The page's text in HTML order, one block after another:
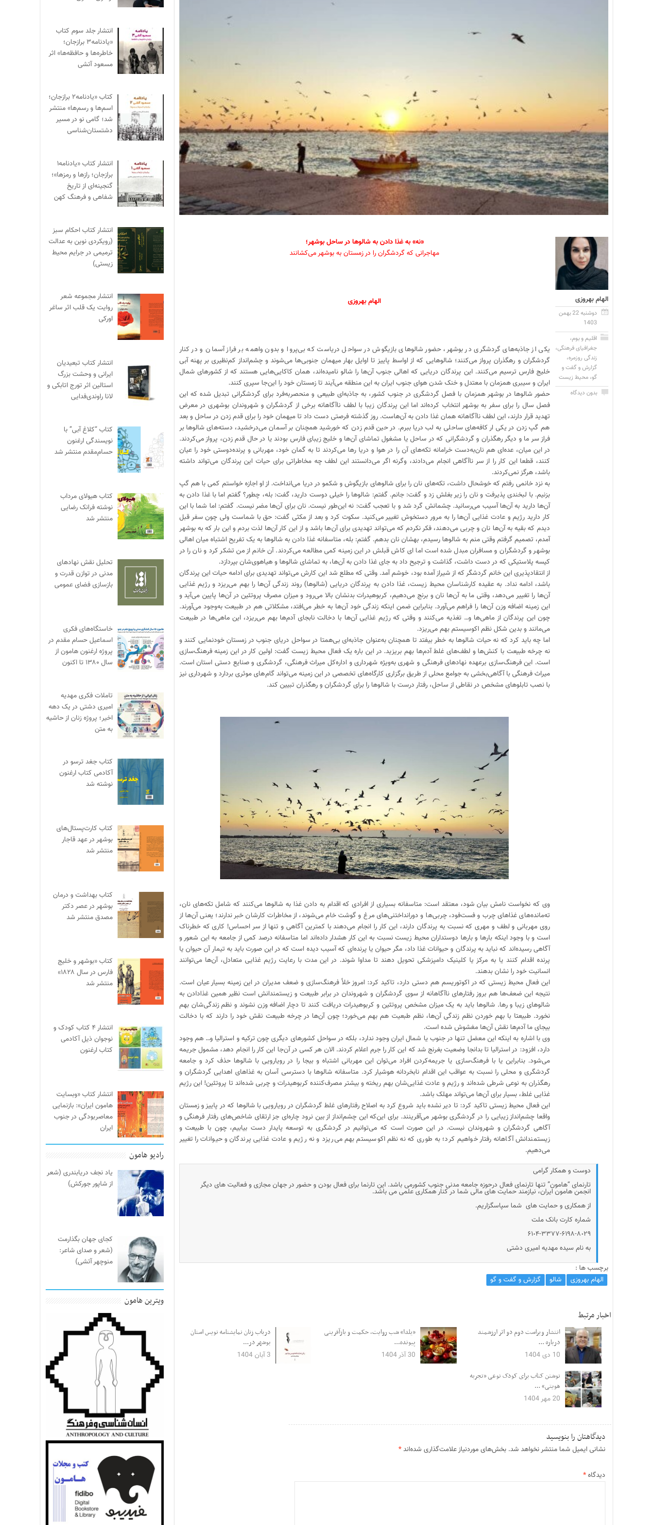
الهام بهروزی
دوشنبه 22 بهمن
1403
اقلیم و بوم،
جغرافیای فرهنگی،
زندگی روزمره،
گزارش و گفت و
گو، محیط زیست
بدون دیدگاه
«نه» به غذا دادن به شالوها در ساحل بوشهر؛
مهاجرانی که گردشگران را در زمستان به بوشهر می‌کشانند
الهام بهروزی
یکی از جاذبه‌های گردشگری در بوشهر، حضور شالوهای بازیگوش در سواحل دریاست که بی‌پروا و بدون واهمه بر فراز آسمان و در کنار
گردشگران و رهگذران پرواز می‌کنند؛ شالوهایی که از اواسط پاییز تا اوایل بهار میهمان جنوبی‌ها می‌شوند و چشم‌انداز کم‌نظیری بر پهنه آبی
خلیج فارس ترسیم می‌کنند. این پرندگان دریایی که اهالی جنوب آن‌ها را شالو نامیده‌اند، همان کاکایی‌هایی هستند که از کشورهای شمال
ایران و سیبری همزمان با معتدل و خنک شدن هوای جنوب ایران به این منطقه می‌آیند تا زمستان خود را این‌جا سپری کنند.
حضور شالوها در بوشهر همزمان با فصل گردشگری در جنوب کشور، به جاذبه‌ای طبیعی و منحصربه‌فرد برای گردشگرانی تبدیل شده که این
فصل سال را برای سفر به بوشهر انتخاب کرده‌اند اما این پرندگان زیبا با لطف ناآگاهانه برخی از گردشگران و شهروندان بوشهری در معرض
تهدید قرار دارند، این لطف ناآگاهانه همان غذا دادن به آن‌هاست. روز گذشته فرصتی دست داد تا میهمان خود را برای قدم زدن در ساحل و بعد
هم گپ زدن در یکی ار کافه‌های ساحلی به لب دریا ببرم. در حین قدم زدن که خورشید همچنان بر آسمان می‌درخشید، دسته‌های شالوها بر
فراز سر ما و دیگر رهگذران و گردشگرانی که در ساحل یا مشغول تماشای آن‌ها و خلیج زیبای فارس بودند یا در حال قدم زدن، پرواز می‌کردند.
در این میان، عده‌ای هم نان‌به‌دست خرامانه تکه‌های آن را در هوا و دریا رها می‌کردند تا به گمان خود، مهربانی و پرنده‌دوستی خود را عیان
کنند، قطعا این کار را از سر ناآگاهی انجام می‌دادند، وگرنه اگر می‌دانستند این لطف چه مخاطراتی برای حیات این پرندگان می‌تواند داشته
باشد، هرگز نمی‌کردند.
به نزد خانمی رفتم که خوشحال داشت، تکه‌های نان را برای شالوهای بازیگوش و شکمو در دریا می‌انداخت. از او اجازه خواستم کمی با هم گپ
بزنیم. با لبخندی پذیرفت و نان را زیر بغلش زد و گفت: جانم. گفتم: شالوها را خیلی دوست دارید، گفت: بله، چطور؟ گفتم اما با غذا دادن به
آن‌ها دارید به آن‌ها آسیب می‌رسانید. چشمانش گرد شد و با تعجب گفت: نه این‌طور نیست. نان برای آن‌ها مضر نیست. گفتم: اما شما با این
کار دارید رژیم و عادت غذایی آن‌ها را به مرور دستخوش تغییر می‌کنید. سکوت کرد و بعد از مکثی گفت: حق با شماست ولی چون سفر قبل
دیدم که بقیه به آن‌ها نان و چربی می‌دهند، فکر نکردم که می‌تواند تهدیدی برای آن‌ها باشد و از این کار آن‌ها لذت بردم و این بار که به بوشهر
آمدم، تصمیم گرفتم وقتی منم به شالوها رسیدم، بهشان نان بدهم. گفتم: بله، متاسفانه غذا دادن به شالوها به یک تفریح اشتباه میان اهالی
بوشهر و گردشگران و مسافران مبدل شده است اما ای کاش قبلش در این زمینه کمی مطالعه می‌کردند. آن خانم از من تشکر کرد و نان را در
کیسه پلاستیکی که در دست داشت، گذاشت و ترجیح داد به جای غذا دادن به آن‌ها، به تماشای شالوها و هیاهوی‌شان بپردازد.
از انتقادپذیری این خانم گردشگر که از شیراز آمده بود، خوشم آمد. وقتی که مطلع شد این کارش می‌تواند تهدیدی برای ادامه حیات این پرندگان
باشد، ادامه نداد. به عقیده کارشناسان محیط زیست، غذا دادن به پرندگان دریایی (شالوها) روند زندگی آن‌ها را بهم می‎‌ریزد و رژیم غذایی
آن‌ها را تغییر می‌دهد، وقتی ما به آن‌ها نان و برنج می‌دهیم، کربوهیدرات بدنشان بالا می‌رود و میزان مصرف پروتئین در آن‌ها پایین می‌آید و
این زمینه اضافه وزن آن‌ها را فراهم می‌آورد. بنابراین ضمن اینکه زندگی خود آن‌ها به خطر می‌افتد، مشکلاتی هم در طبیعت به‌وجود می‌آورند.
چون این پرندگان از ماهی‌ها و… تغذیه می‌کنند و وقتی که رژیم غذایی آن‌ها با دخالت نابجای آدم‌ها بهم می‌ریزد، این ماهی‌ها در طبیعت
می‌مانند و بدین شکل نظم اکوسیستم بهم می‌ریزد.
اما چه باید کرد که نه حیات شالوها به خطر بیفتد تا همچنان به‌عنوان جاذبه‌ای بی‌همتا در سواحل دریای جنوب در زمستان خودنمایی کنند و
نه چرخه طبیعت با کنش‌ها و لطف‌های غلط آدم‌ها بهم بریزید. در این باره یک فعال محیط زیست گفت: اولین کار در این زمینه فرهنگ‌سازی
است. این فرهنگ‌سازی برعهده نهادهای فرهنگی و شهری به‌ویژه شهرداری‌ و اداره‌کل میراث فرهنگی، گردشگری و صنایع دستی استان است.
میراث فرهنگی با آگاهی‌بخشی به جوامع محلی از طریق برگزاری کارگاه‌های تخصصی در این زمینه می‌تواند گام‌های موثری بردارد و شهرداری نیز
با نصب تابلوهای مشخص در نقاطی از ساحل، رفتار درست با شالوها را برای گردشگران و رهگذران تبیین کند.
وی که نخواست نامش بیان شود، معتقد است: متاسفانه بسیاری از افرادی که اقدام به دادن غذا به شالوها می‌کنند که شامل تکه‌های نان،
ته‌مانده‌های غذاهای چرب و فست‌فود، چربی‌ها و دورانداختنی‌های مرغ و گوشت خام می‌شوند، از مخاطرات کارشان خبر ندارند؛ یعنی آن‌ها از
روی مهربانی و لطف و مهری که نسبت به پرندگان دارند، این کار را انجام می‌دهند با کمترین آگاهی و تنها از سر احساس! کاری که خطرناک
است و با وجود اینکه بارها و بارها دوستداران محیط زیست نسبت به این کار هشدار داده‌اند اما متاسفانه درصد کمی از جامعه به این شعور و
آگاهی رسیده‌اند که نباید به پرندگان و حیوانات غذا داد، مگر حیوان یا پرنده‌ای که آسیب دیده است که در این صورت باید به تیمار آن حیوان یا
پرنده اقدام کنند یا به مرکز یا کلینیک دامپزشکی تحویل دهند تا مداوا شوند. در این مدت با رعایت رژیم غذایی متعادل، آن‌ها می‌توانند
انسانیت خود را نشان بدهند.
این فعال محیط زیستی که در اکوتوریسم هم دستی دارد، تاکید کرد: امروز خلأ فرهنگ‌سازی و ضعف مدیران در این زمینه بسیار عیان است.
نتیجه این ضعف‌ها هم بروز رفتارهای ناآگاهانه از سوی گردشگران و شهروندان در برابر طبیعت و زیستمندانش است نظیر همین غذادادن به
شالوهای زیبا و رها. شالوها باید به یک میزان مشخص پروتئین و کربوهیدرات دریافت کنند تا دچار اضافه وزن نشوند و نظم زندگی‌شان بهم
نخورد. طبیعتا با بهم خوردن نظم زندگی آن‌ها، نظم طبعیت هم بهم می‌خورد؛ چون آن‌ها در چرخه طبیعت نقش خود را دارند که با دخالت
بیجای ما آدم‌ها نقش آن‌ها مغشوش شده است.
وی با اشاره به اینکه این معضل تنها در جنوب یا شمال ایران وجود ندارد، بلکه در سواحل کشورهای دیگری چون ترکیه و استرالیا و… هم وجود
دارد، افزود: در استرالیا تا بدانجا وضعیت بغرنج شد که این کار را جرم اعلام کردند. الان هر کسی در آن‌جا این کار را انجام دهد، مشمول جریمه
می‌شود. بنابراین یا با فرهنگ‌سازی یا جریمه‌کردن افراد می‌توان این مهربانی اشتباه و بیجا را در رویارویی با شالوها حذف کرد و جامعه
گردشگری و محلی را نسبت به عواقب این اقدام نابخردانه هوشیار کرد. متاسفانه شالوها با دسترسی آسان به غذاهای اهدایی گردشگران و
رهگذران به نوعی شرطی شده‌اند و رژیم و عادت غذایی‌شان بهم ریخته و بیشتر مصرف‌کننده کربوهیدرات و چربی شده‌اند تا پروتئین! این رژیم
غذایی غلط، بسیار برای آن‌ها می‌تواند مهلک باشد.
این فعال محیط زیستی تاکید کرد: تا دیر نشده باید شروع کرد به اصلاح رفتارهای غلط گردشگران در رویارویی با شالوها که در پاییز و زمستان
واقعا چشم‌انداز زیبایی را در گردشگری بوشهر می‌آفرینند. برای این‌که این چشم‌انداز از بین نرود چاره‌ای جز ارتقای شاخص‌های رفتار فرهنگی و
آگاهی گردشگران و شهروندان نیست. در این صورت است که می‌توانیم در گردشگری به توسعه پایدار دست بیابیم، چون با طبیعت و
زیستمندانش آگاهانه رفتار خواهیم کرد؛ به طوری که نه نظم اکوسیستم بهم می‌ریزد و نه رژیم و عادت غذایی پرندگان و حیوانات را تغییر
می‌دهیم.
دوست و همکار گرامی
تارنمای “هامون” تنها تارنمای فعال درحوزه جامعه مدنی جنوب کشورمی باشد. این تارنما برای فعال بودن و حضور در جهان مجازی و فعالیت های دیگر
انجمن هامون ایران، نیازمند حمایت های مالی شما در کنار همکاری علمی می باشد.
از همکاری و حمایت های شما سپاسگزاریم.
شماره کارت بانک ملت
۶۱٠۴-۳۳۷۷-۶۱۹۸-۸٠۲۹
به نام سیده مهدیه امیری دشتی
برچسب ها :
الهام بهروزی
شالو گزارش و گفت و گو
اخبار مرتبط
انتشار ویراست دوم دو اثر ارزشمند
درباره ...
10 دی 1404
«یلدا» شب روایت، حکمت و بازآفرینی
پیونده...
30 آذر 1404
درباب زنان نمایشنامه نویس استان
بوشهر در...
3 آبان 1404
نوشتن کتاب برای کودک نوعی «تجربه
هویتی» ...
20 مهر 1404
دیدگاهتان را بنویسید
نشانی ایمیل شما منتشر نخواهد شد. بخش‌های موردنیاز علامت‌گذاری شده‌اند*
دیدگاه*
انتشار جلد سوم کتاب
«یادنامه۳ برازجان؛
خاطره‌ها و حافظه‌ها» اثر
مسعود آتشی
کتاب «یادنامه۲ برازجان؛
اسم‌ها و رسم‌ها» منتشر
شد؛ گامی نو در مسیر
دشتستان‌شناسی
انتشار کتاب «یادنامه۱
برازجان؛ رازها و رمزها»؛
گنجینه‌ای از تاریخ
شفاهی و فرهنگ کهن
انتشار کتاب احکام سبز
(رویکردی نوین به عدالت
ترمیمی در جرایم محیط‌
زیستی)
انتشار مجموعه شعر
روایت یک قلب اثر ساغر
اورکی
انتشار کتاب تبعیدیان
ایرانی و وحشت بزرگ
استالین اثر تورج اتابکی و
لانا راوندی‌فدایی
کتاب “کلاغ آبی” با
نویسندگی ارغنون
حسام‌مقدم منتشر شد
کتاب هیولای مرداب
نوشته فرانک رضایی
منتشر شد
تحلیل نقش نهادهای
مدنی در توازن قدرت و
بازسازی فضای عمومی
خاستگاه‌های فکری
اسماعیل حسام مقدم در
پروژه ارغنون هامون از
سال ۱۳۸۰ تا اکنون
تاملات فکری مهدیه
امیری دشتی در یک دهه
اخیر؛ پروژه زنان از حاشیه
به متن
کتاب جغد ترسو در
آکادمی کتاب ارغنون
نوشته شد
کتاب کارت‌پستال‌های
بوشهر در عهد قاجار
منتشر شد
کتاب بهداشت و درمان
بوشهر در عصر دکتر
مصدق منتشر شد
کتاب «بوشهر و خلیج
فارس در سال ۱۸۲۸»
منتشر شد
انتشار ۴ کتاب کودک و
نوجوان ذیل آکادمی
کتاب ارغنون
انتشار کتاب «وبسایت
هامون ایران»: بازنمایی
معاصربودگی در جنوب
ایران
رادیو هامون
یاد نجف دریابندری (شعر
از شاپور جورکش)
کجای جهان بگذارمت
(شعر و صدای شاعر:
منوچهر آتشی)
ویترین هامون